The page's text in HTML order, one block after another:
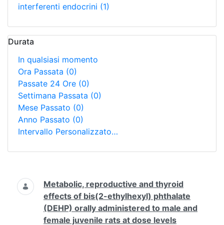
interferenti endocrini (1)
Durata
In qualsiasi momento
Ora Passata (0)
Passate 24 Ore (0)
Settimana Passata (0)
Mese Passato (0)
Anno Passato (0)
Intervallo Personalizzato…
Ricerca
Metabolic, reproductive and thyroid
effects of bis(2-ethylhexyl) phthalate
(DEHP) orally administered to male and
female juvenile rats at dose levels